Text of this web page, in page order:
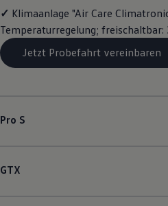
✓ Klimaanlage "Air Care
Temperaturregelung; freischaltbar:
Jetzt Probefahrt vereinbaren
Pro S
GTX